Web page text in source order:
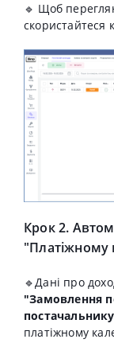
🔹 Щоб
скористайтеся
Крок 2.
"Платіжному
🔹Дані про
"Замовлення
платіжному